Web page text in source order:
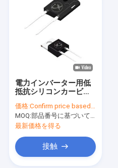
電力インバーター用低
抵抗シリコンカービッ
価格:Confirm price based on part number
MOQ:部品番号に基づいて数値を確認
最新価格を得る
接触